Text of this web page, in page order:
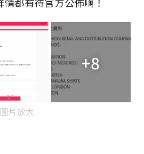
+8
片放大